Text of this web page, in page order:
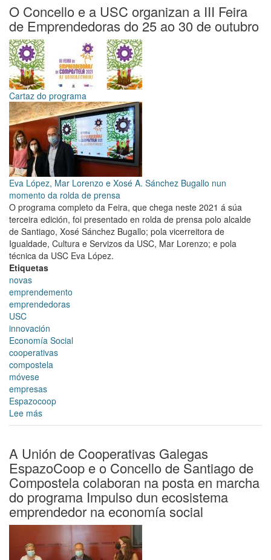
de
Santiago
e
a
Unión
de
Cooperativas
EspazoCoop
continúan
o
seu
traballo
en
prol
da
economía
social
O Concello e a USC organizan a III Feira
de Emprendedoras do 25 ao 30 de outubro
Cartaz do programa
Eva López, Mar Lorenzo e Xosé A. Sánchez Bugallo nun
momento da rolda de prensa
O programa completo da Feira, que chega neste 2021 á súa
terceira edición, foi presentado en rolda de prensa polo alcalde
de Santiago, Xosé Sánchez Bugallo; pola vicerreitora de
Igualdade, Cultura e Servizos da USC, Mar Lorenzo; e pola
técnica da USC Eva López.
Etiquetas
novas
emprendemento
emprendedoras
USC
innovación
Economía Social
cooperativas
compostela
móvese
empresas
Espazocoop
Lee más
O
e
a
USC
organizan
a
III
Emprendedoras
A Unión de Cooperativas Galegas
EspazoCoop e o Concello de Santiago de
Compostela colaboran na posta en marcha
do programa Impulso dun ecosistema
emprendedor na economía social